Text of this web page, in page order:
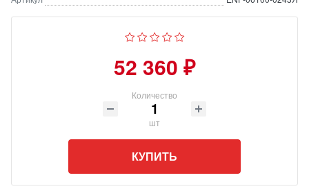
52 360 ₽
Количество
шт
КУПИТЬ